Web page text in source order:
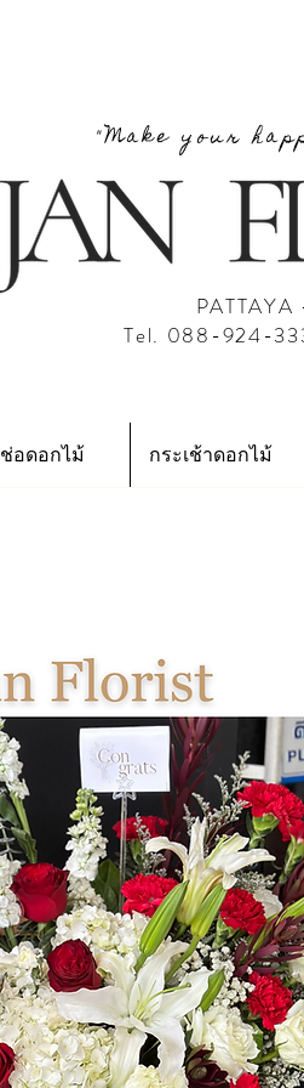
"Make your
Tel. 088-924-
ช่อดอกไม้ กระเช้าดอกไม้